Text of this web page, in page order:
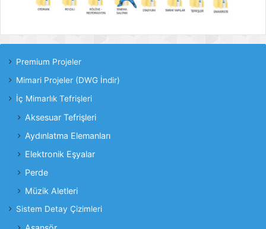
Premium Projeler
Mimari Projeler (DWG İndir)
İç Mimarlık Tefrişleri
Aksesuar Tefrişleri
Aydınlatma Elemanları
Elektronik Eşyalar
Perde
Müzik Aletleri
Sistem Detay Çizimleri